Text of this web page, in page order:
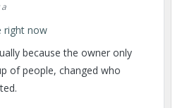
right now
because the owner only
of people, changed who